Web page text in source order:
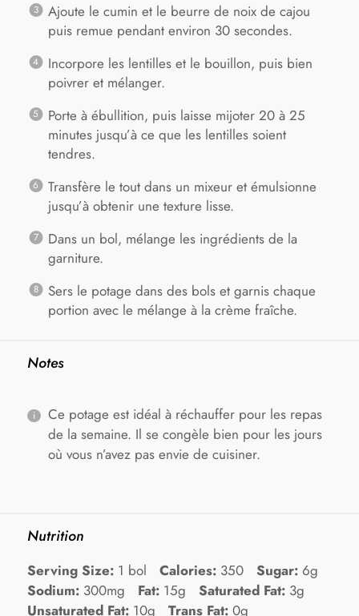
Ajoute le cumin et le beurre de noix de cajou
puis remue pendant environ 30 secondes.
Incorpore les lentilles et le bouillon, puis bien
poivrer et mélanger.
Porte à ébullition, puis laisse mijoter 20 à 25
minutes jusqu’à ce que les lentilles soient
tendres.
Transfère le tout dans un mixeur et émulsionne
jusqu’à obtenir une texture lisse.
Dans un bol, mélange les ingrédients de la
garniture.
Sers le potage dans des bols et garnis chaque
portion avec le mélange à la crème fraîche.
Notes
Ce potage est idéal à réchauffer pour les repas
de la semaine. Il se congèle bien pour les jours
où vous n’avez pas envie de cuisiner.
Nutrition
Serving Size: 1 bol Calories: 350 Sugar: 6g
Sodium: 300mg Fat: 15g Saturated Fat: 3g
Unsaturated Fat: 10g Trans Fat: 0g